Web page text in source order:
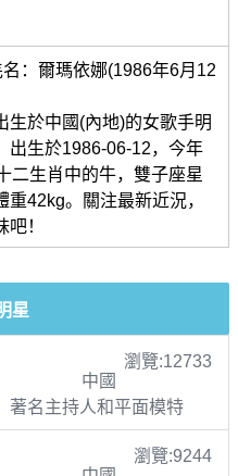
：爾瑪依娜(1986年6月12
生於中國(內地)的女歌手明
出生於1986-06-12，今年
二生肖中的牛，雙子座星
重42kg。關注最新近況，
！
星
瀏覽:12733
中國
著名主持人和平面模特
瀏覽:9244